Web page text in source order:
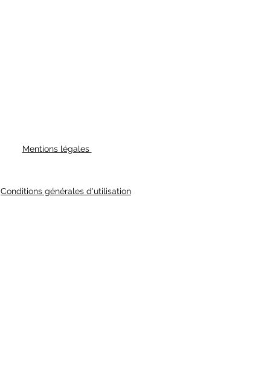
Mentions légales
Conditions générales d'utilisation